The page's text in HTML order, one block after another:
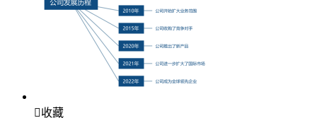
收藏